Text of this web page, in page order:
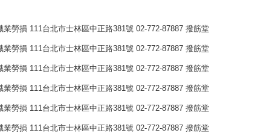
勞損 111台北市士林區中正路381號 02-772-87887 撥筋堂
勞損 111台北市士林區中正路381號 02-772-87887 撥筋堂
勞損 111台北市士林區中正路381號 02-772-87887 撥筋堂
勞損 111台北市士林區中正路381號 02-772-87887 撥筋堂
勞損 111台北市士林區中正路381號 02-772-87887 撥筋堂
勞損 111台北市士林區中正路381號 02-772-87887 撥筋堂